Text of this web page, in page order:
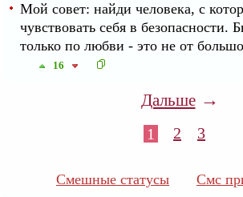
Мой совет: найди человека, с
чувствовать себя в безопасности.
только по любви - это не от
16
Дальше→
1 2 3
Смешные статусы
Смс